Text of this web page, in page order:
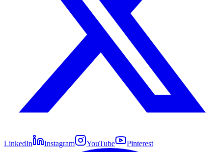
LinkedIn Instagram YouTube Pinterest